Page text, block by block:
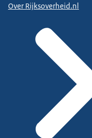
Over Rijksoverheid.nl